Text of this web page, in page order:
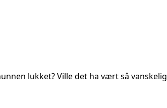
lukket? Ville det ha vært så vanskelig